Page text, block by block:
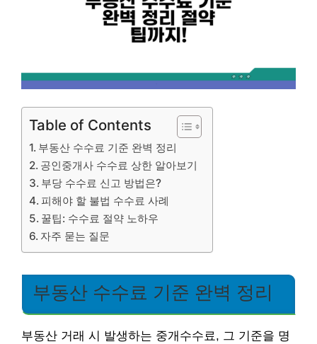
Table of Contents
부동산 수수료 기준 완벽 정리
공인중개사 수수료 상한 알아보기
부당 수수료 신고 방법은?
피해야 할 불법 수수료 사례
꿀팁: 수수료 절약 노하우
자주 묻는 질문
부동산 수수료 기준 완벽 정리
부동산 거래 시 발생하는 중개수수료, 그 기준을 명